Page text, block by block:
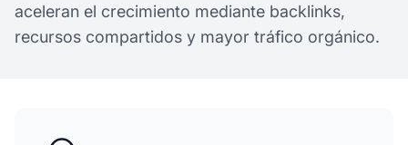
aceleran el crecimiento mediante backlinks,
recursos compartidos y mayor tráfico orgánico.